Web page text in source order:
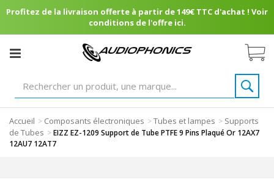
Profitez de la livraison offerte à partir de 149€ TTC d'achat ! Voir
conditions de l'offre ici.
Accueil > Composants électroniques >Tubes et lampes > Supports
de Tubes >EIZZ EZ-1209 Support de Tube PTFE 9 Pins Plaqué Or 12AX7
12AU7 12AT7